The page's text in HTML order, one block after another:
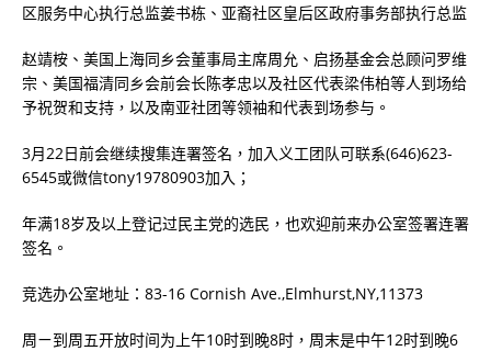
区服务中心执行总监姜书栋、亚裔社区皇后区政府事务部执行总监
赵靖桉、美国上海同乡会董事局主席周允、启扬基金会总顾问罗维
宗、美国福清同乡会前会长陈孝忠以及社区代表梁伟柏等人到场给
予祝贺和支持，以及南亚社团等领袖和代表到场参与。
3月22日前会继续搜集连署签名，加入义工团队可联系(646)623-
6545或微信tony19780903加入；
年满18岁及以上登记过民主党的选民，也欢迎前来办公室签署连署
签名。
竞选办公室地址： 83-16 Cornish Ave.,Elmhurst,NY,11373
周ㄧ到周五开放时间为上午10时到晚8时，周末是中午12时到晚6